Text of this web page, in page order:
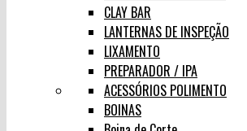
CLAY BAR
LANTERNAS DE INSPEÇÃO
LIXAMENTO
PREPARADOR / IPA
ACESSÓRIOS POLIMENTO
BOINAS